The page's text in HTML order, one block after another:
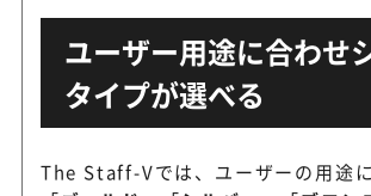
ユーザー用途に合わせ
タイプが選べる
The Staff-Vでは、ユーザーの用途